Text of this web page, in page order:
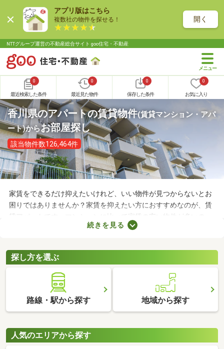
アプリ版はこちら
複数社の物件を探せる！ 開く
NTTグループ運営の不動産総合サイト goo住宅・不動産
0
最近検索した条件
0
最近見た物件
0
保存した条件
0
お気に入り
香川県のアパートの賃貸物件(賃貸マンション・アパ
ート)からお部屋探し
該当物件数126,464件
家賃をできるだけ抑えたいけれど、いい物件が見つからないとお
困りではありませんか？家賃を抑えたい方におすすめなのが、賃
貸アパートです。マンションに比べて家賃の安い物件が多いの
で、月々の支出を抑えられますよ。ここでは、おすすめの賃貸ア
件を見比べてみましょう。
続きを見る
探し方を選ぶ
路線・駅から探す 地域から探す
人気のエリアから探す